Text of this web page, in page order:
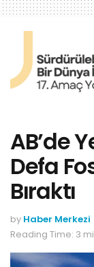
AB’de
Defa
Bıraktı
by Haber Merkezi
Reading Time: 3